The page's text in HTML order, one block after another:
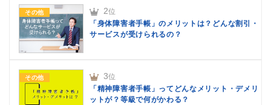
その他 2位
「身体障害者手帳」のメリットは？どんな割引・
サービスが受けられるの？
その他 3位
「精神障害者手帳」ってどんなメリット・デメリ
ットが？等級で何がかわる？